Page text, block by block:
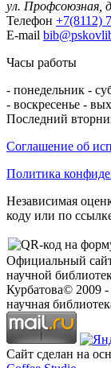
ул. Профсоюзная,
Телефон +7(8112)
E-mail
Часы работы
- понедельник -
- воскресенье -
Последний
Соглашение об
Политика
Независимая
коду или по
Официальный
научной
Курбатова© 2009 -
научная
Сайт сделан на